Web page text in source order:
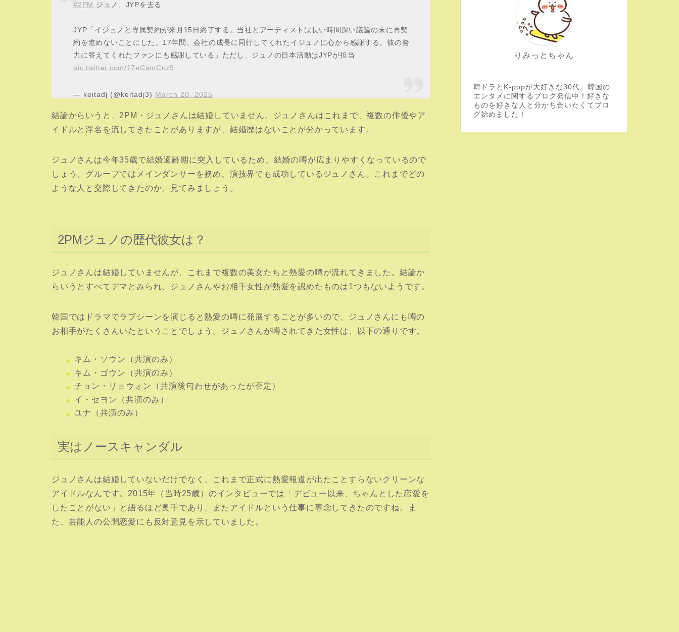
#2PM ジュノ、JYPを去る
JYP「イジュノと専属契約が来月15日終了する。当社とアーティストは長い時間深い議論の末に再契
約を進めないことにした。17年間、会社の成長に同行してくれたイジュノに心から感謝する。彼の努
力に答えてくれたファンにも感謝している」ただし、ジュノの日本活動はJYPが担当
pic.twitter.com/17eCamCnz9
— keitadj (@keitadj3) March 20, 2025
結論からいうと、2PM・ジュノさんは結婚していません。ジュノさんはこれまで、複数の俳優やア
イドルと浮名を流してきたことがありますが、結婚歴はないことが分かっています。
ジュノさんは今年35歳で結婚適齢期に突入しているため、結婚の噂が広まりやすくなっているので
しょう。グループではメインダンサーを務め、演技界でも成功しているジュノさん。これまでどの
ような人と交際してきたのか、見てみましょう。
2PMジュノの歴代彼女は？
ジュノさんは結婚していませんが、これまで複数の美女たちと熱愛の噂が流れてきました。結論か
らいうとすべてデマとみられ、ジュノさんやお相手女性が熱愛を認めたものは1つもないようです。
韓国ではドラマでラブシーンを演じると熱愛の噂に発展することが多いので、ジュノさんにも噂の
お相手がたくさんいたということでしょう。ジュノさんが噂されてきた女性は、以下の通りです。
キム・ソウン（共演のみ）
キム・ゴウン（共演のみ）
チョン・リョウォン（共演後匂わせがあったが否定）
イ・セヨン（共演のみ）
ユナ（共演のみ）
実はノースキャンダル
ジュノさんは結婚していないだけでなく、これまで正式に熱愛報道が出たことすらないクリーンな
アイドルなんです。2015年（当時25歳）のインタビューでは「デビュー以来、ちゃんとした恋愛を
したことがない」と語るほど奥手であり、またアイドルという仕事に専念してきたのですね。ま
た、芸能人の公開恋愛にも反対意見を示していました。
りみっとちゃん
韓ドラとK-popが大好きな30代。韓国の
エンタメに関するブログ発信中！好きな
ものを好きな人と分かち合いたくてブロ
グ始めました！